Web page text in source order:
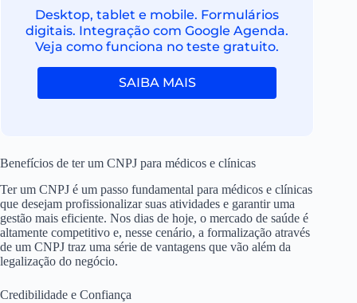
Desktop, tablet e mobile. Formulários
digitais. Integração com Google Agenda.
Veja como funciona no teste gratuito.
SAIBA MAIS
Benefícios de ter um CNPJ para médicos e clínicas
Ter um CNPJ é um passo fundamental para médicos e clínicas
que desejam profissionalizar suas atividades e garantir uma
gestão mais eficiente. Nos dias de hoje, o mercado de saúde é
altamente competitivo e, nesse cenário, a formalização através
de um CNPJ traz uma série de vantagens que vão além da
legalização do negócio.
Credibilidade e Confiança